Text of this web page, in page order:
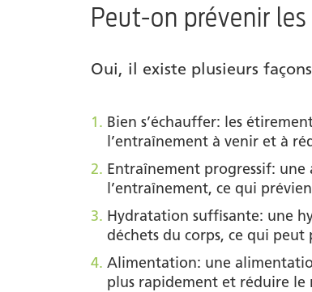
Peut-on prévenir
Oui, il existe plusieurs
Bien s’échauffer: les
l’entraînement à venir et à
Entraînement progressif: une
l’entraînement, ce qui
Hydratation suffisante: une
déchets du corps, ce qui peut
Alimentation: une
plus rapidement et réduire le